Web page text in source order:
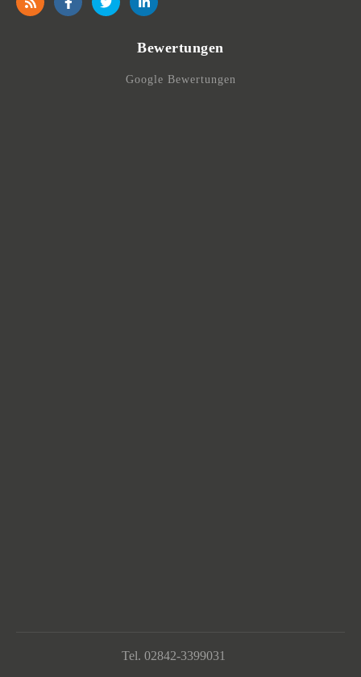
Bewertungen
Google Bewertungen
Tel. 02842-3399031